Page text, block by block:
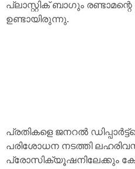
പ്ലാസ്റ്റിക് ബാഗും
ഉണ്ടായിരുന്നു.
പ്രതികളെ ജനറൽ
പരിശോധന നടത്തി
പ്രോസിക്യൂഷനിലേക്കും